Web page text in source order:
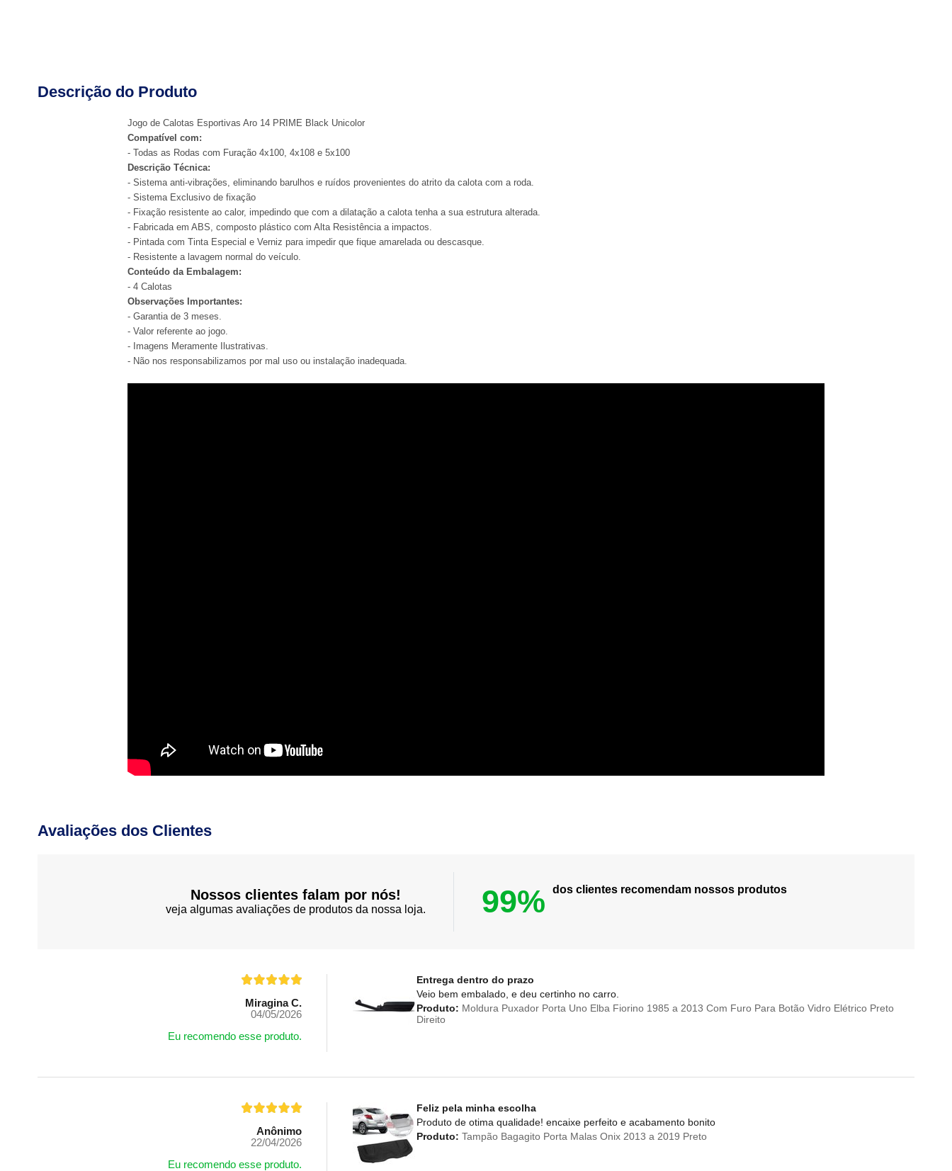
Descrição do Produto
Jogo de Calotas Esportivas Aro 14 PRIME Black Unicolor
Compatível com:
- Todas as Rodas com Furação 4x100, 4x108 e 5x100
Descrição Técnica:
- Sistema anti-vibrações, eliminando barulhos e ruídos provenientes do atrito da calota com a roda.
- Sistema Exclusivo de fixação
- Fixação resistente ao calor, impedindo que com a dilatação a calota tenha a sua estrutura alterada.
- Fabricada em ABS, composto plástico com Alta Resistência a impactos.
- Pintada com Tinta Especial e Verniz para impedir que fique amarelada ou descasque.
- Resistente a lavagem normal do veículo.
Conteúdo da Embalagem:
- 4 Calotas
Observações Importantes:
- Garantia de 3 meses.
- Valor referente ao jogo.
- Imagens Meramente Ilustrativas.
- Não nos responsabilizamos por mal uso ou instalação inadequada.
Avaliações dos Clientes
Nossos clientes falam por nós!
veja algumas avaliações de produtos da nossa loja. 99% dos clientes recomendam nossos produtos
Miragina C.
04/05/2026
Eu recomendo esse produto.
Entrega dentro do prazo
Veio bem embalado, e deu certinho no carro.
Produto: Moldura Puxador Porta Uno Elba Fiorino 1985 a 2013 Com Furo Para Botão Vidro Elétrico Preto
Direito
Anônimo
22/04/2026
Eu recomendo esse produto.
Feliz pela minha escolha
Produto de otima qualidade! encaixe perfeito e acabamento bonito
Produto: Tampão Bagagito Porta Malas Onix 2013 a 2019 Preto